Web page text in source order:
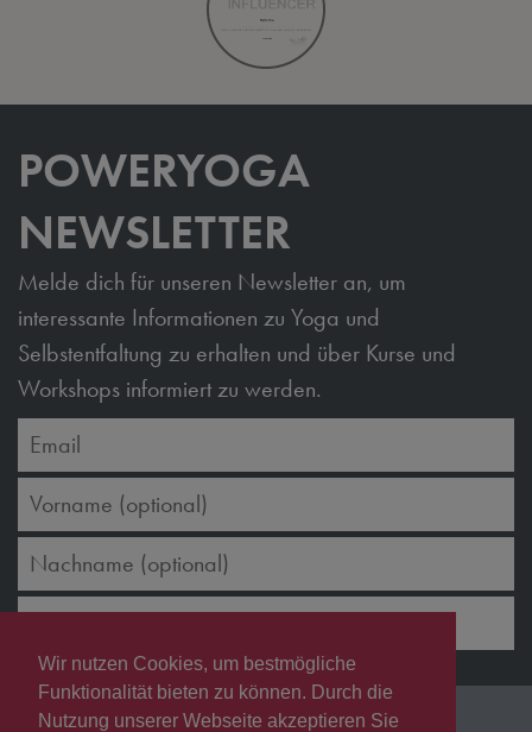
Wir nutzen Cookies, um bestmögliche
Funktionalität bieten zu können. Durch die
Nutzung unserer Webseite akzeptieren Sie
POWERYOGA
NEWSLETTER
Melde dich für unseren Newsletter an, um
interessante Informationen zu Yoga und
Selbstentfaltung zu erhalten und über Kurse und
Workshops informiert zu werden.
ANMELDEN
Copyright © 2026 JK7 Spa & Wellness GmbH